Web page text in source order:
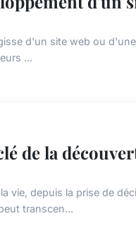
d'un site web ou
...
de la
vie, depuis la prise de
transcen...